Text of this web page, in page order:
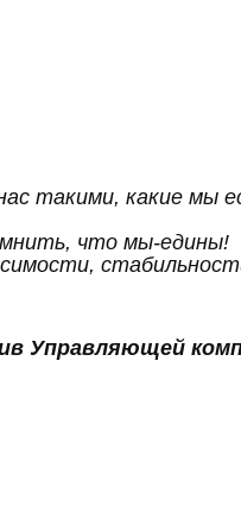
такими, какие мы
что мы-едины!
Управляющей